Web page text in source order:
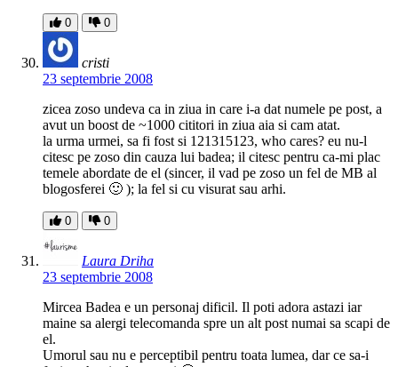
0 0
cristi
23 septembrie 2008
zicea zoso undeva ca in ziua in care i-a dat numele pe post, a
avut un boost de ~1000 cititori in ziua aia si cam atat.
la urma urmei, sa fi fost si 121315123, who cares? eu nu-l
citesc pe zoso din cauza lui badea; il citesc pentru ca-mi plac
temele abordate de el (sincer, il vad pe zoso un fel de MB al
blogosferei 🙂 ); la fel si cu visurat sau arhi.
0 0
Laura Driha
23 septembrie 2008
Mircea Badea e un personaj dificil. Il poti adora astazi iar
maine sa alergi telecomanda spre un alt post numai sa scapi de
el.
Umorul sau nu e perceptibil pentru toata lumea, dar ce sa-i